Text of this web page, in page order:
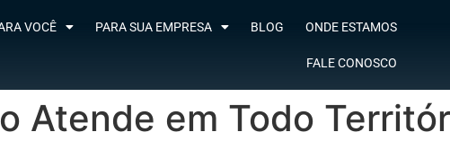
VOCÊ PARA SUA EMPRESA BLOG ONDE ESTAMOS
FALE CONOSCO
Atende em Todo